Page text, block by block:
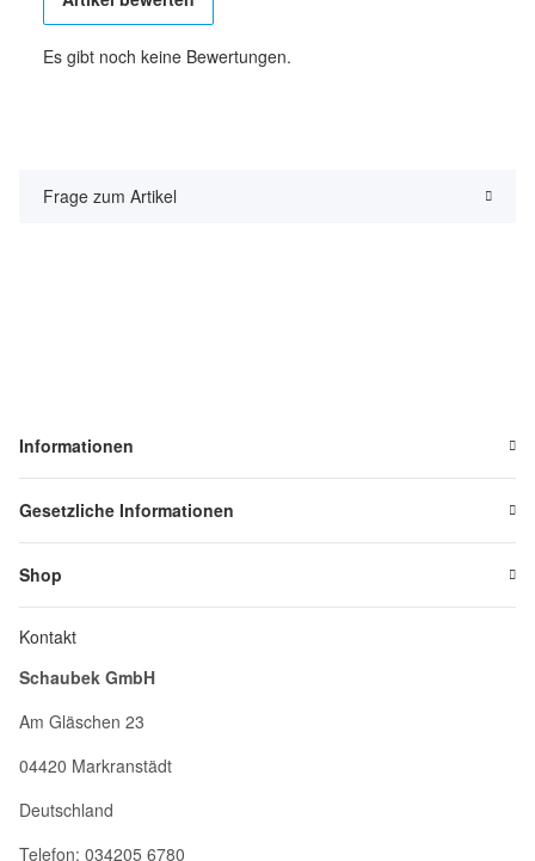
Es gibt noch keine Bewertungen.
Frage zum Artikel
Informationen
Gesetzliche Informationen
Shop
Kontakt
Schaubek GmbH
Am Gläschen 23
04420 Markranstädt
Deutschland
Telefon: 034205 6780